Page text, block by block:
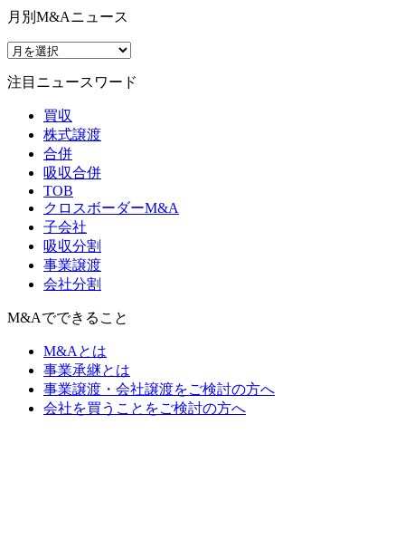
月別M&Aニュース
注目ニュースワード
買収
株式譲渡
合併
吸収合併
TOB
クロスボーダーM&A
子会社
吸収分割
事業譲渡
会社分割
M&Aでできること
M&Aとは
事業承継とは
事業譲渡・会社譲渡をご検討の方へ
会社を買うことをご検討の方へ